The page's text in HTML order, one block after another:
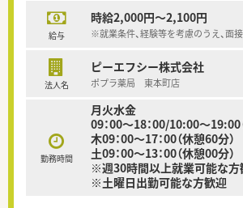
給与
時給2,000円～2,100円
※就業条件、経験等を考慮のうえ、面接
法人名
ピーエフシー株式会社
ポプラ薬局 東本町店
勤務時間
月火水金
09：00～18：00/10:00～19:00
木09：00～17：00（休憩60分）
土09：00～13：00（休憩00分）
※週30時間以上就業可能な方
※土曜日出勤可能な方歓迎